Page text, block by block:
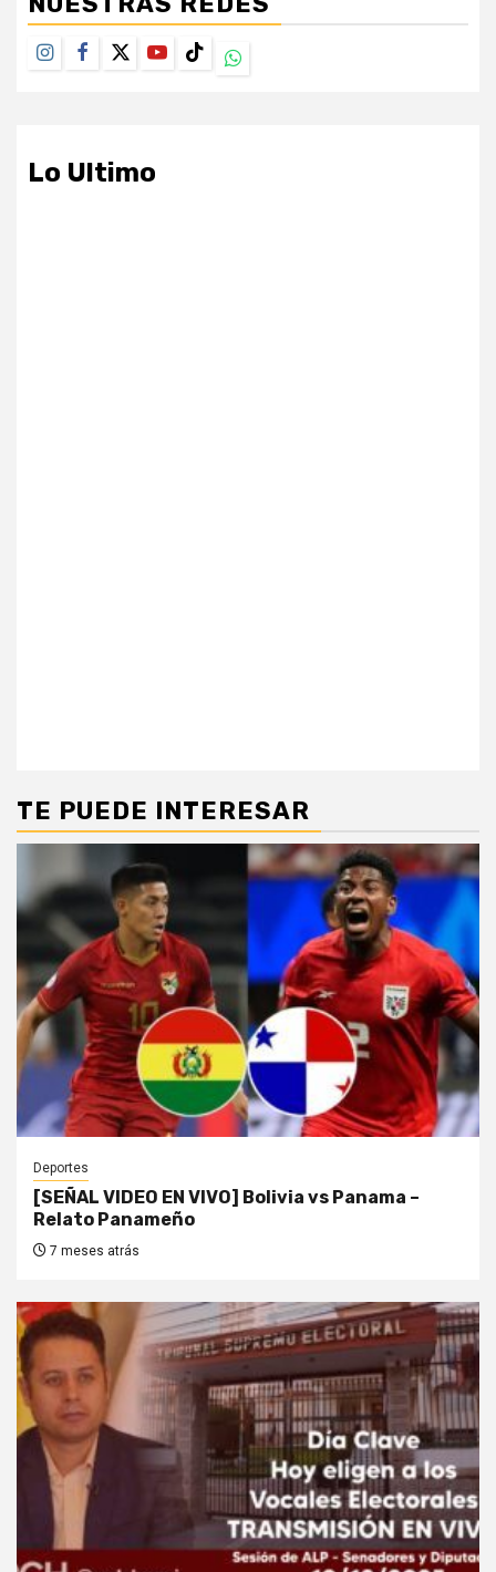
Instagram
Facebook
TwitterYoutubeTikTokWhatsapp
Lo Ultimo
TE PUEDE INTERESAR
Deportes
[SEÑAL VIDEO EN VIVO] Bolivia vs Panama –
Relato Panameño
7 meses atrás